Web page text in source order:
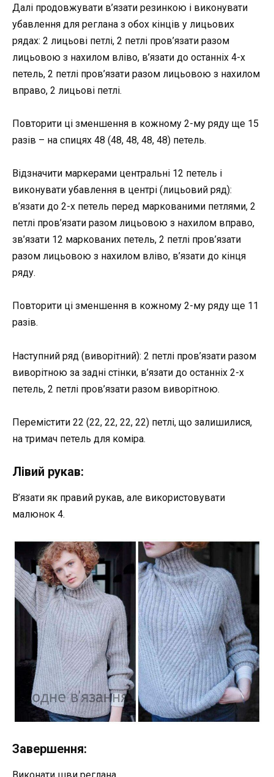
Далі продовжувати в’язати резинкою і виконувати
убавлення для реглана з обох кінців у лицьових
рядах: 2 лицьові петлі, 2 петлі пров’язати разом
лицьовою з нахилом вліво, в’язати до останніх 4-х
петель, 2 петлі пров’язати разом лицьовою з нахилом
вправо, 2 лицьові петлі.
Повторити ці зменшення в кожному 2-му ряду ще 15
разів – на спицях 48 (48, 48, 48, 48) петель.
Відзначити маркерами центральні 12 петель і
виконувати убавлення в центрі (лицьовий ряд):
в’язати до 2-х петель перед маркованими петлями, 2
петлі пров’язати разом лицьовою з нахилом вправо,
зв’язати 12 маркованих петель, 2 петлі пров’язати
разом лицьовою з нахилом вліво, в’язати до кінця
ряду.
Повторити ці зменшення в кожному 2-му ряду ще 11
разів.
Наступний ряд (виворітний): 2 петлі пров’язати разом
виворітною за задні стінки, в’язати до останніх 2-х
петель, 2 петлі пров’язати разом виворітною.
Перемістити 22 (22, 22, 22, 22) петлі, що залишилися,
на тримач петель для коміра.
Лівий рукав:
В’язати як правий рукав, але використовувати
малюнок 4.
Завершення: